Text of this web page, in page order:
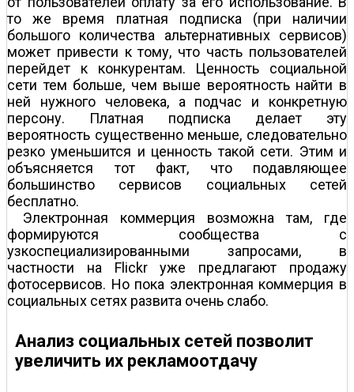
то же время платная подписка (при наличии
большого количества альтернативных сервисов)
может привести к тому, что часть пользователей
перейдет к конкурентам. Ценность социальной
сети тем больше, чем выше вероятность найти в
ней нужного человека, а подчас и конкретную
персону. Платная подписка делает эту
вероятность существенно меньше, следовательно
резко уменьшится и ценность такой сети. Этим и
объясняется тот факт, что подавляющее
большинство сервисов социальных сетей
бесплатно.
Электронная коммерция возможна там, где
формируются сообщества с
узкоспециализированными запросами, в
частности на Flickr уже предлагают продажу
фотосервисов. Но пока электронная коммерция в
социальных сетях развита очень слабо.
Анализ социальных сетей позволит
увеличить их рекламоотдачу